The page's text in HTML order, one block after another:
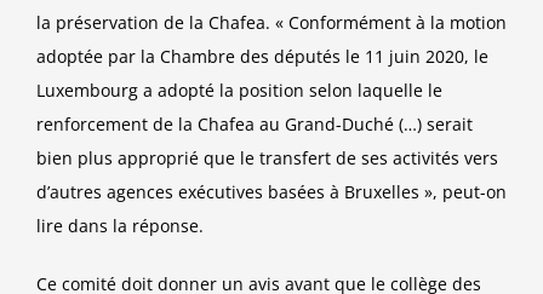
la préservation de la Chafea. « Conformément à la motion
adoptée par la Chambre des députés le 11 juin 2020, le
Luxembourg a adopté la position selon laquelle le
renforcement de la Chafea au Grand-Duché (…) serait
bien plus approprié que le transfert de ses activités vers
d’autres agences exécutives basées à Bruxelles », peut-on
lire dans la réponse.
Ce comité doit donner un avis avant que le collège des